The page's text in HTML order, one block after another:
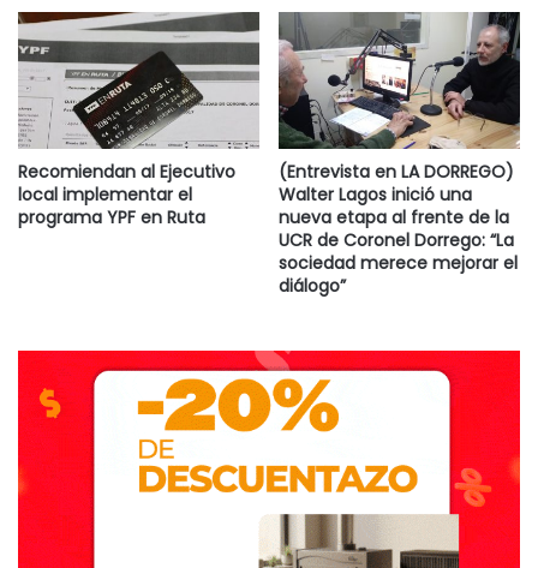
Recomiendan al Ejecutivo
local implementar el
programa YPF en Ruta
(Entrevista en LA DORREGO)
Walter Lagos inició una
nueva etapa al frente de la
UCR de Coronel Dorrego: “La
sociedad merece mejorar el
diálogo”